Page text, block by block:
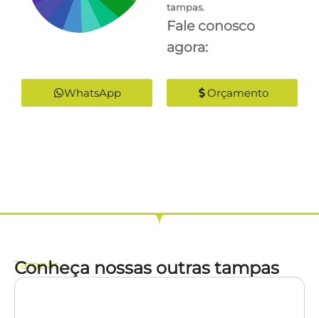
tampas.
Fale conosco
agora:
WhatsApp Orçamento
Tampas
Conheça nossas outras tampas